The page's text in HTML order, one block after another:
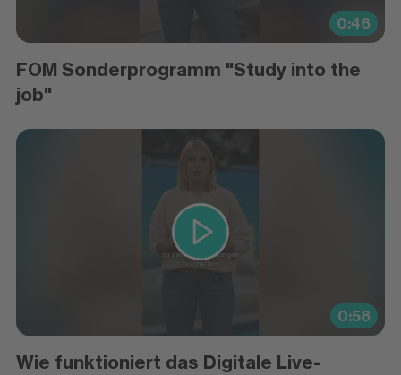
0:46
FOM Sonderprogramm "Study into the
job"
0:58
Wie funktioniert das Digitale Live-